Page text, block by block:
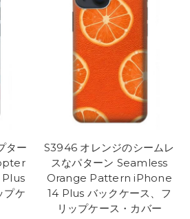
ター
プケ
S3946 オレンジのシームレ
スなパターン Seamless
Orange Pattern iPhone
14 Plus バックケース、フ
リップケース・カバー